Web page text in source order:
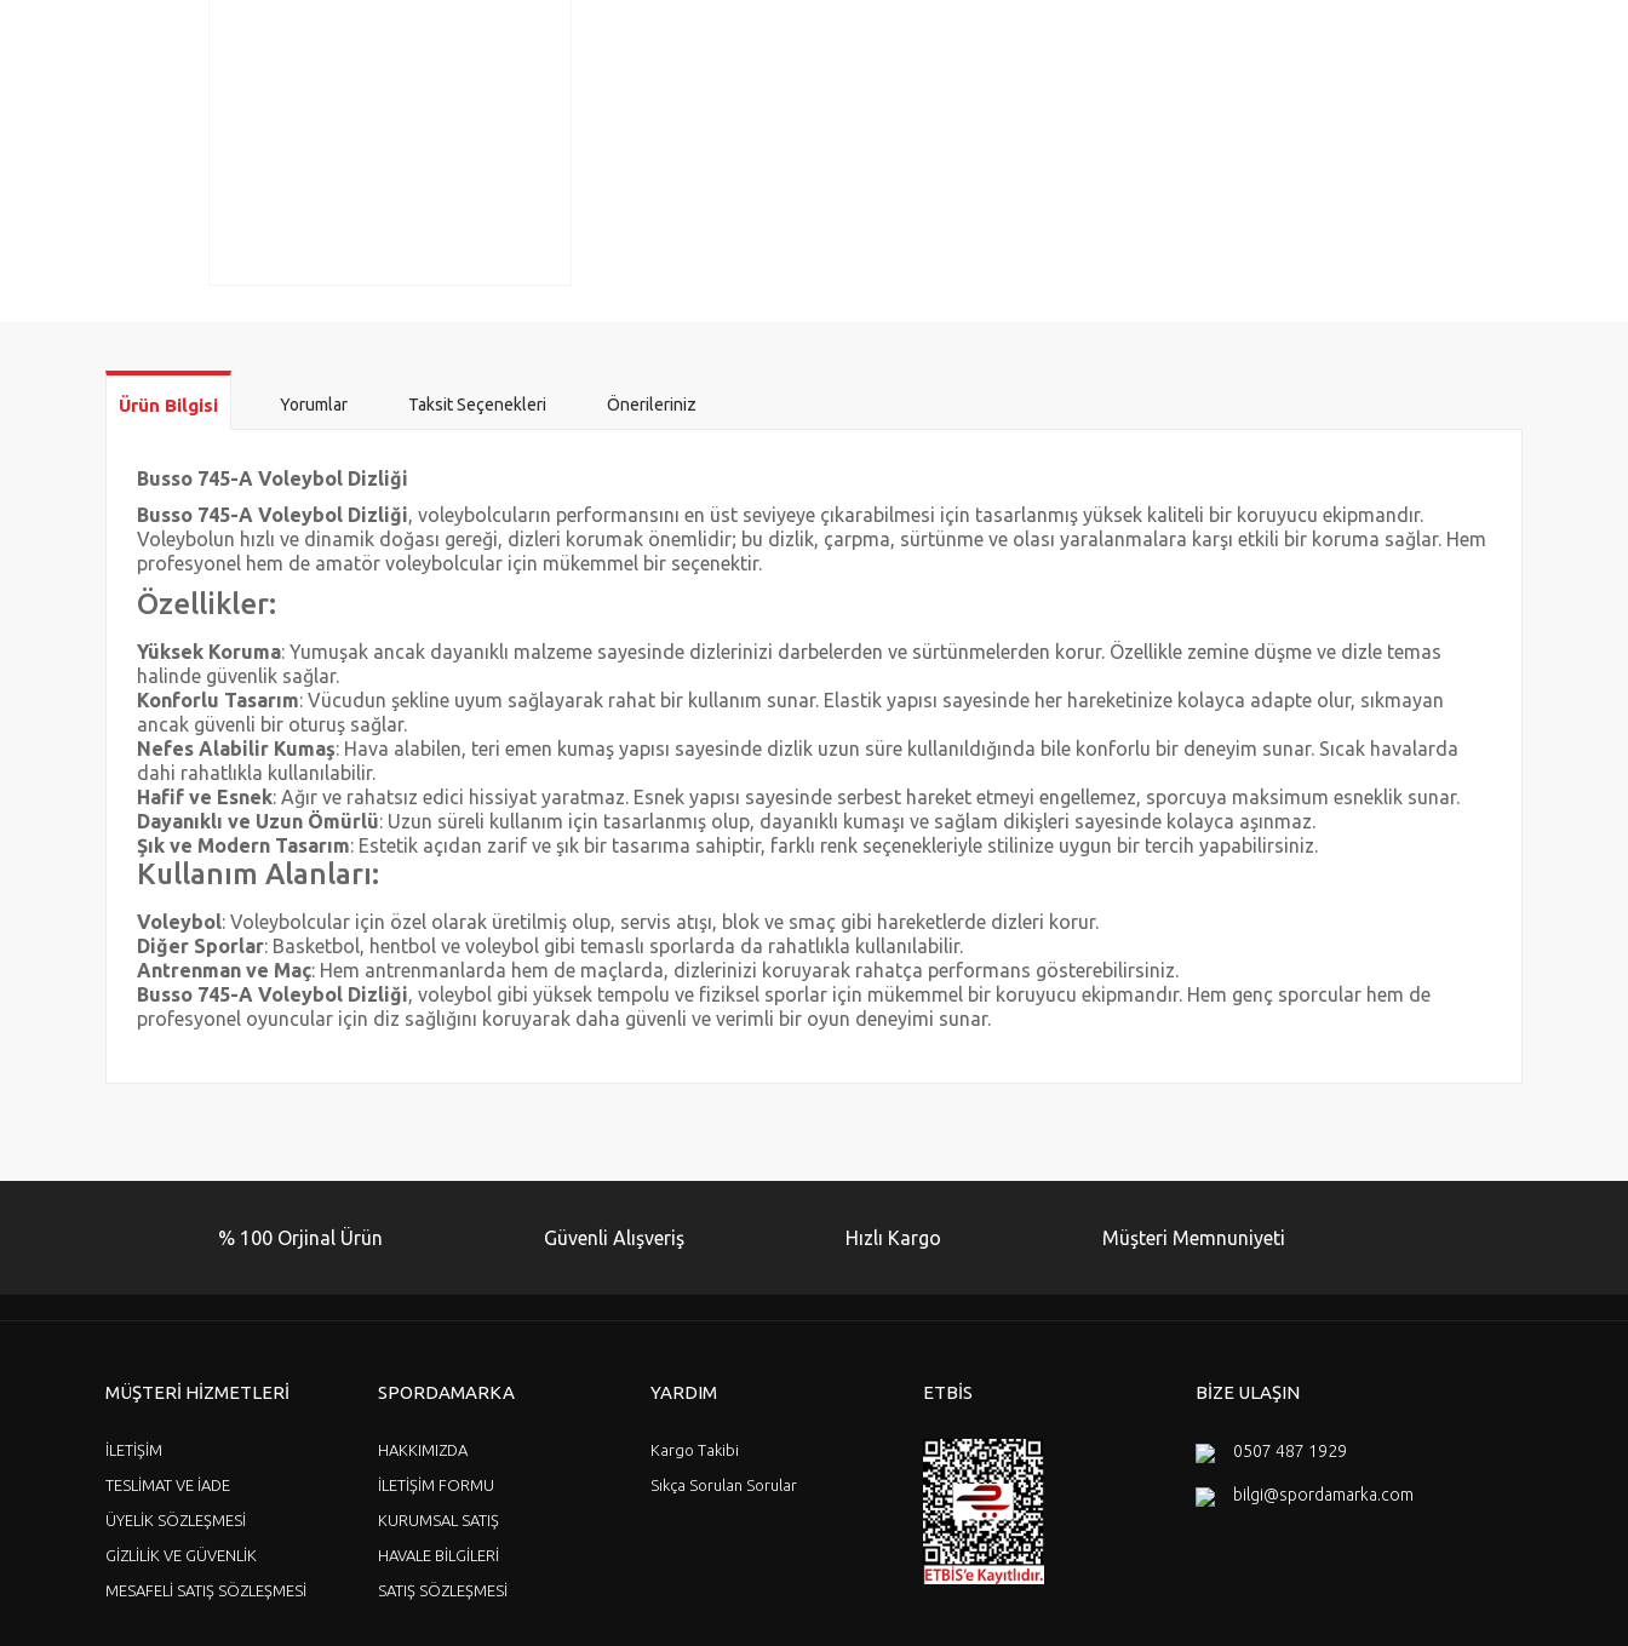
Ürün Bilgisi Yorumlar Taksit Seçenekleri Önerileriniz
Busso 745-A Voleybol Dizliği
Busso 745-A Voleybol Dizliği, voleybolcuların performansını en üst seviyeye çıkarabilmesi için tasarlanmış yüksek kaliteli bir koruyucu ekipmandır.
Voleybolun hızlı ve dinamik doğası gereği, dizleri korumak önemlidir; bu dizlik, çarpma, sürtünme ve olası yaralanmalara karşı etkili bir koruma sağlar. Hem
profesyonel hem de amatör voleybolcular için mükemmel bir seçenektir.
Özellikler:
Yüksek Koruma: Yumuşak ancak dayanıklı malzeme sayesinde dizlerinizi darbelerden ve sürtünmelerden korur. Özellikle zemine düşme ve dizle temas
halinde güvenlik sağlar.
Konforlu Tasarım: Vücudun şekline uyum sağlayarak rahat bir kullanım sunar. Elastik yapısı sayesinde her hareketinize kolayca adapte olur, sıkmayan
ancak güvenli bir oturuş sağlar.
Nefes Alabilir Kumaş: Hava alabilen, teri emen kumaş yapısı sayesinde dizlik uzun süre kullanıldığında bile konforlu bir deneyim sunar. Sıcak havalarda
dahi rahatlıkla kullanılabilir.
Hafif ve Esnek: Ağır ve rahatsız edici hissiyat yaratmaz. Esnek yapısı sayesinde serbest hareket etmeyi engellemez, sporcuya maksimum esneklik sunar.
Dayanıklı ve Uzun Ömürlü: Uzun süreli kullanım için tasarlanmış olup, dayanıklı kumaşı ve sağlam dikişleri sayesinde kolayca aşınmaz.
Şık ve Modern Tasarım: Estetik açıdan zarif ve şık bir tasarıma sahiptir, farklı renk seçenekleriyle stilinize uygun bir tercih yapabilirsiniz.
Kullanım Alanları:
Voleybol: Voleybolcular için özel olarak üretilmiş olup, servis atışı, blok ve smaç gibi hareketlerde dizleri korur.
Diğer Sporlar: Basketbol, hentbol ve voleybol gibi temaslı sporlarda da rahatlıkla kullanılabilir.
Antrenman ve Maç: Hem antrenmanlarda hem de maçlarda, dizlerinizi koruyarak rahatça performans gösterebilirsiniz.
Busso 745-A Voleybol Dizliği, voleybol gibi yüksek tempolu ve fiziksel sporlar için mükemmel bir koruyucu ekipmandır. Hem genç sporcular hem de
profesyonel oyuncular için diz sağlığını koruyarak daha güvenli ve verimli bir oyun deneyimi sunar.
Ürün resmi kalitesiz, bozuk veya görüntülenemiyor.
Ürün bilgilerinde hatalar bulunuyor.
Gönder
% 100 Orjinal Ürün Güvenli Alışveriş Hızlı Kargo Müşteri Memnuniyeti
MÜŞTERİ HİZMETLERİ
İLETİŞİM
TESLİMAT VE İADE
ÜYELİK SÖZLEŞMESİ
GİZLİLİK VE GÜVENLİK
MESAFELİ SATIŞ SÖZLEŞMESİ
SPORDAMARKA
HAKKIMIZDA
İLETİŞİM FORMU
KURUMSAL SATIŞ
HAVALE BİLGİLERİ
SATIŞ SÖZLEŞMESİ
YARDIM
Kargo Takibi
Sıkça Sorulan Sorular
ETBİS BİZE ULAŞIN
0507 487 1929
bilgi@spordamarka.com